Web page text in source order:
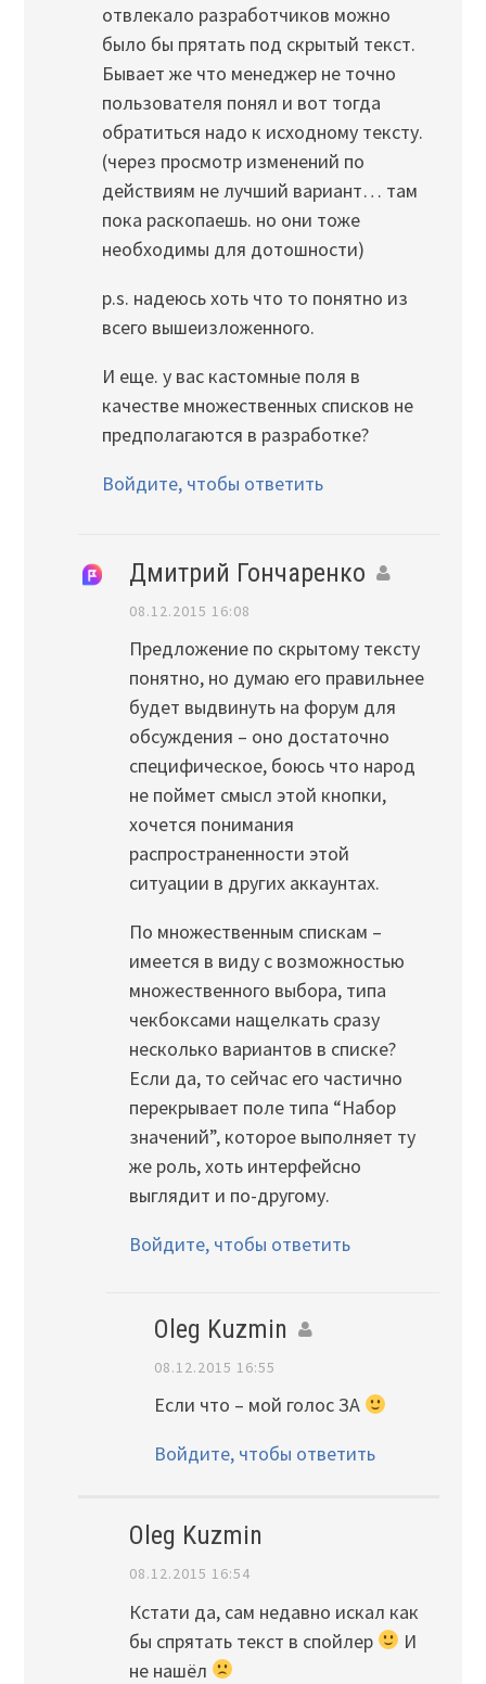
отвлекало разработчиков можно
было бы прятать под скрытый текст.
Бывает же что менеджер не точно
пользователя понял и вот тогда
обратиться надо к исходному тексту.
(через просмотр изменений по
действиям не лучший вариант… там
пока раскопаешь. но они тоже
необходимы для дотошности)
p.s. надеюсь хоть что то понятно из
всего вышеизложенного.
И еще. у вас кастомные поля в
качестве множественных списков не
предполагаются в разработке?
Войдите, чтобы ответить
Дмитрий Гончаренко
08.12.2015 16:08
Предложение по скрытому тексту
понятно, но думаю его правильнее
будет выдвинуть на форум для
обсуждения – оно достаточно
специфическое, боюсь что народ
не поймет смысл этой кнопки,
хочется понимания
распространенности этой
ситуации в других аккаунтах.
По множественным спискам –
имеется в виду с возможностью
множественного выбора, типа
чекбоксами нащелкать сразу
несколько вариантов в списке?
Если да, то сейчас его частично
перекрывает поле типа “Набор
значений”, которое выполняет ту
же роль, хоть интерфейсно
выглядит и по-другому.
Войдите, чтобы ответить
Oleg Kuzmin
08.12.2015 16:55
Если что – мой голос ЗА
Войдите, чтобы ответить
Oleg Kuzmin
08.12.2015 16:54
Кстати да, сам недавно искал как
бы спрятать текст в спойлер
И
не нашёл